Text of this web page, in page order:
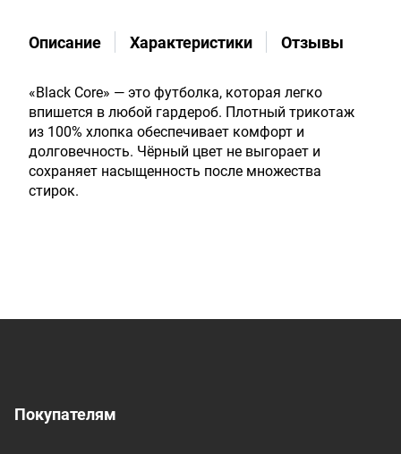
Описание Характеристики Отзывы
«Black Core» — это футболка, которая легко
впишется в любой гардероб. Плотный трикотаж
из 100% хлопка обеспечивает комфорт и
долговечность. Чёрный цвет не выгорает и
сохраняет насыщенность после множества
стирок.
Покупателям